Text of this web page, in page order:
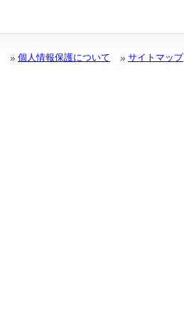
個人情報保護について サイトマップ